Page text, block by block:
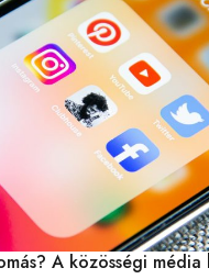
A közösségi média